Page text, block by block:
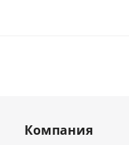
Компания